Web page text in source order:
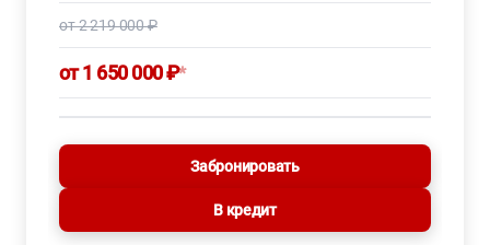
от 2 219 000 ₽
от 1 650 000 ₽*
Забронировать
В кредит